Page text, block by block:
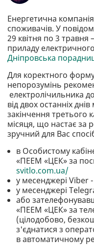
Енергетична
споживачів. У
29 квітня по 3 травня
приладу
Дніпровська
Для коректного
непорозумінь
електролічильника
від двох останніх
закінчення третього
місяця, що настає за
зручний для Вас
в Особистому
«ПЕЕМ «ЦЕК» за
svitlo.com.ua/
у месенджері Viber -
у месенджері
або
«ПЕЕМ «ЦЕК» за
(цілодобово,
з'єднатися з
в автоматичному